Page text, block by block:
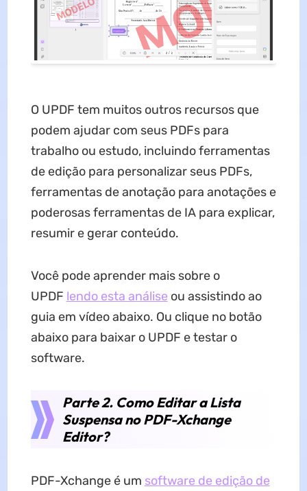
O UPDF tem muitos outros recursos que
podem ajudar com seus PDFs para
trabalho ou estudo, incluindo ferramentas
de edição para personalizar seus PDFs,
ferramentas de anotação para anotações e
poderosas ferramentas de IA para explicar,
resumir e gerar conteúdo.
Você pode aprender mais sobre o
UPDF lendo esta análise ou assistindo ao
guia em vídeo abaixo. Ou clique no botão
abaixo para baixar o UPDF e testar o
software.
Parte 2. Como Editar a Lista
Suspensa no PDF-Xchange
Editor?
PDF-Xchange é um software de edição de